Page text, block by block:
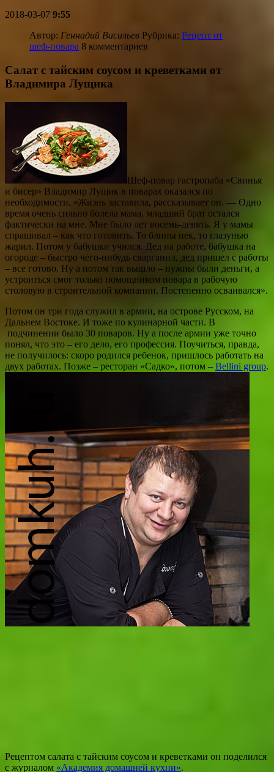
2018-03-07 9:55
Автор: Геннадий Васильев Рубрика: Рецепт от
шеф-повара 8 комментариев
Салат с тайским соусом и креветками от
Владимира Лущика
Шеф-повар гастропаба «Свинья
и бисер» Владимир Лущик в поварах оказался по
необходимости. «Жизнь заставила, рассказывает он. — Одно
время очень сильно болела мама, младший брат остался
фактически на мне. Мне было лет восемь-девять. Я у мамы
спрашивал – как что готовить. То блины пек, то глазунью
жарил. Потом у бабушки учился. Дед на работе, бабушка на
огороде – быстро чего-нибудь сварганил, дед пришел с работы
– все готово. Ну а потом так вышло – нужны были деньги, а
устроиться смог только помощником повара в рабочую
столовую в строительной компании. Постепенно осваивался».
Потом он три года служил в армии, на острове Русском, на
Дальнем Востоке. И тоже по кулинарной части. В
подчинении было 30 поваров. Ну а после армии уже точно
понял, что это – его дело, его профессия. Поучиться, правда,
не получилось: скоро родился ребенок, пришлось работать на
двух работах. Позже – ресторан «Садко», потом – Bellini group.
Рецептом салата с тайским соусом и креветками он поделился
с журналом «Академия домашней кухни».